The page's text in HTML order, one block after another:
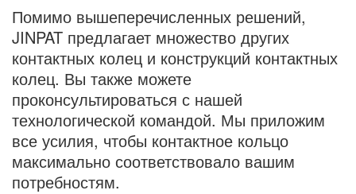
Помимо вышеперечисленных решений,
JINPAT предлагает множество других
контактных колец и конструкций контактных
колец. Вы также можете
проконсультироваться с нашей
технологической командой. Мы приложим
все усилия, чтобы контактное кольцо
максимально соответствовало вашим
потребностям.